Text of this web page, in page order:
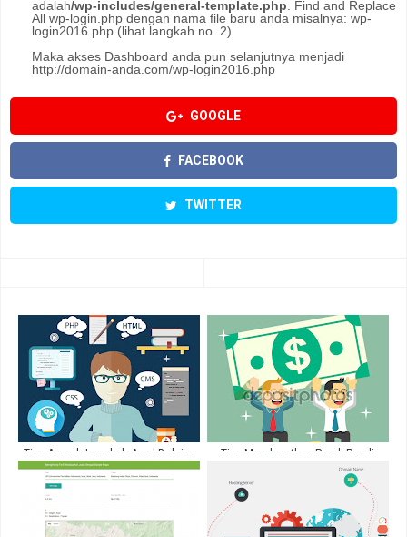
adalah/wp-includes/general-template.php . Find and Replace
All wp-login.php dengan nama file baru anda misalnya: wp-
login2016.php (lihat langkah no. 2)
Maka akses Dashboard anda pun selanjutnya menjadi
http://domain-anda.com/wp-login2016.php
GOOGLE
FACEBOOK
TWITTER
Tips Ampuh Langkah Awal Belajar
Web Programing Dari Pemula
Hingga Akhir
Tips Mendapatkan Pundi Pundi
Dollar Tanpa Modal Lewat Ngeblog